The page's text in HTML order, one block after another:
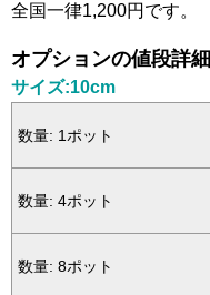
全国一律1,200円です。
オプションの値段詳細
サイズ:10cm
数量: 1ポット
数量: 4ポット
数量: 8ポット